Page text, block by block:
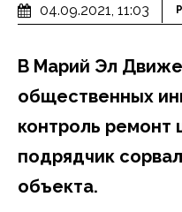
04.09.2021, 11:03
В Марий Эл
общественных
контроль ремонт
подрядчик
объекта.